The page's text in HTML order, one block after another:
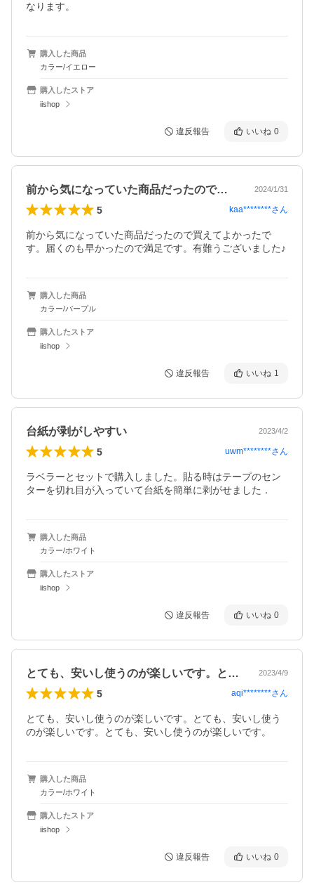
なります。
購入した商品
カラー/イエロー
購入したストア
iishop
違反報告 いいね 0
前から気になっていた商品だったので買え… 2024/1/31
5 kaa********さん
前から気になっていた商品だったので買えてよかったで
す。届くのも早かったので満足です。有難うございました♪
購入した商品
カラー/パープル
購入したストア
iishop
違反報告 いいね 1
台紙が剥がしやすい 2023/4/2
5 uwm********さん
ラベラーとセットで購入しました。貼る時はテープのセン
ターを切れ目が入っていて台紙を簡単に剥がせました．
購入した商品
カラー/ホワイト
購入したストア
iishop
違反報告 いいね 0
とても、安いし使うのが楽しいです。とて… 2023/4/9
5 aqi********さん
とても、安いし使うのが楽しいです。とても、安いし使う
のが楽しいです。とても、安いし使うのが楽しいです。
購入した商品
カラー/ホワイト
購入したストア
iishop
違反報告 いいね 0